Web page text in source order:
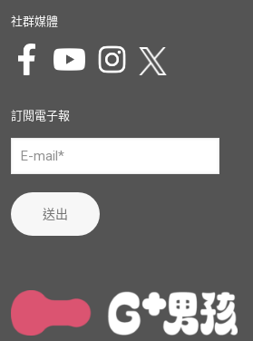
社群媒體
訂閱電子報
送出